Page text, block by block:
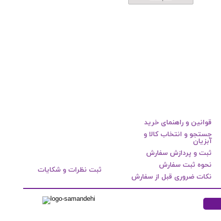
قوانین و راهنمای خرید
جستجو و انتخاب کالا و
آبزیان
ثبت و پردازش سفارش
نحوه ثبت سفارش
نکات ضروری قبل از سفارش
ثبت نظرات و شکایات